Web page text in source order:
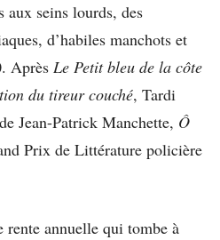
seins lourds, des
d’habiles manchots et
Après Le Petit bleu de la côte
du tireur couché, Tardi
Jean-Patrick Manchette, Ô
Prix de Littérature policière
annuelle qui tombe à